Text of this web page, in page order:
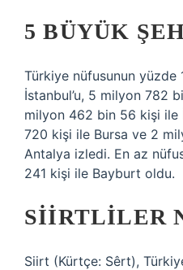
5 BÜYÜK
Türkiye nüfusunun yüzde
İstanbul’u, 5 milyon 782
milyon 462 bin 56 kişi ile
720 kişi ile Bursa ve 2
Antalya izledi. En az
241 kişi ile Bayburt oldu.
SIIRTLILER
Siirt (Kürtçe: Sêrt),